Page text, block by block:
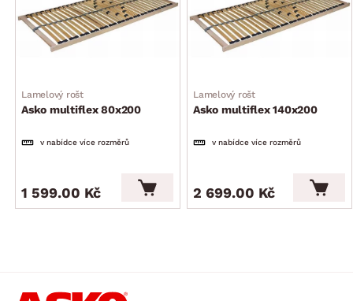
Lamelový rošt
Asko multiflex 80x200
v nabídce více rozměrů
1 599.00 Kč
Lamelový rošt
Asko multiflex 140x200
v nabídce více rozměrů
2 699.00 Kč